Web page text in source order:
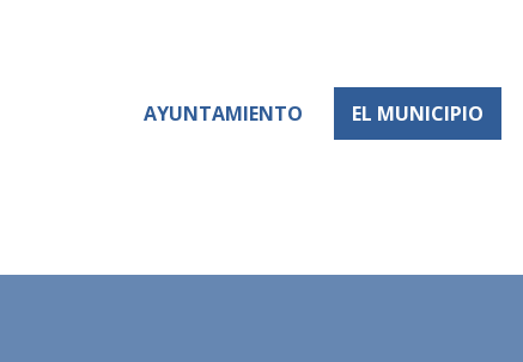
AYUNTAMIENTO EL MUNICIPIO